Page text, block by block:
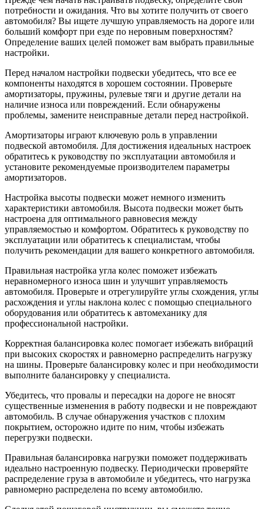
потребности и ожидания. Что вы хотите получить от своего
автомобиля? Вы ищете лучшую управляемость на дороге или
больший комфорт при езде по неровным поверхностям?
Определение ваших целей поможет вам выбрать правильные
настройки.
Перед началом настройки подвески убедитесь, что все ее
компоненты находятся в хорошем состоянии. Проверьте
амортизаторы, пружины, рулевые тяги и другие детали на
наличие износа или повреждений. Если обнаружены
проблемы, замените неисправные детали перед настройкой.
Амортизаторы играют ключевую роль в управлении
подвеской автомобиля. Для достижения идеальных настроек
обратитесь к руководству по эксплуатации автомобиля и
установите рекомендуемые производителем параметры
амортизаторов.
Настройка высоты подвески может немного изменить
характеристики автомобиля. Высота подвески может быть
настроена для оптимального равновесия между
управляемостью и комфортом. Обратитесь к руководству по
эксплуатации или обратитесь к специалистам, чтобы
получить рекомендации для вашего конкретного автомобиля.
Правильная настройка угла колес поможет избежать
неравномерного износа шин и улучшит управляемость
автомобиля. Проверьте и отрегулируйте углы схождения, углы
расхождения и углы наклона колес с помощью специального
оборудования или обратитесь к автомеханику для
профессиональной настройки.
Корректная балансировка колес помогает избежать вибраций
при высоких скоростях и равномерно распределить нагрузку
на шины. Проверьте балансировку колес и при необходимости
выполните балансировку у специалиста.
Убедитесь, что провалы и пересадки на дороге не вносят
существенные изменения в работу подвески и не повреждают
автомобиль. В случае обнаружения участков с плохим
покрытием, осторожно идите по ним, чтобы избежать
перегрузки подвески.
Правильная балансировка нагрузки поможет поддерживать
идеально настроенную подвеску. Периодически проверяйте
распределение груза в автомобиле и убедитесь, что нагрузка
равномерно распределена по всему автомобилю.